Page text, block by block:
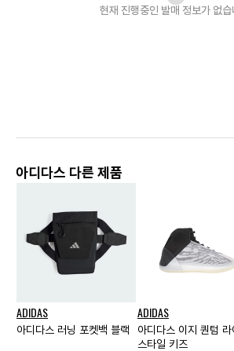
현재 진행중인 발매 정보가 없습
아디다스 다른 제품
ADIDAS
아디다스 러닝 포켓백 블랙
ADIDAS
아디다스 이지 퀀텀 라
스타일 키즈